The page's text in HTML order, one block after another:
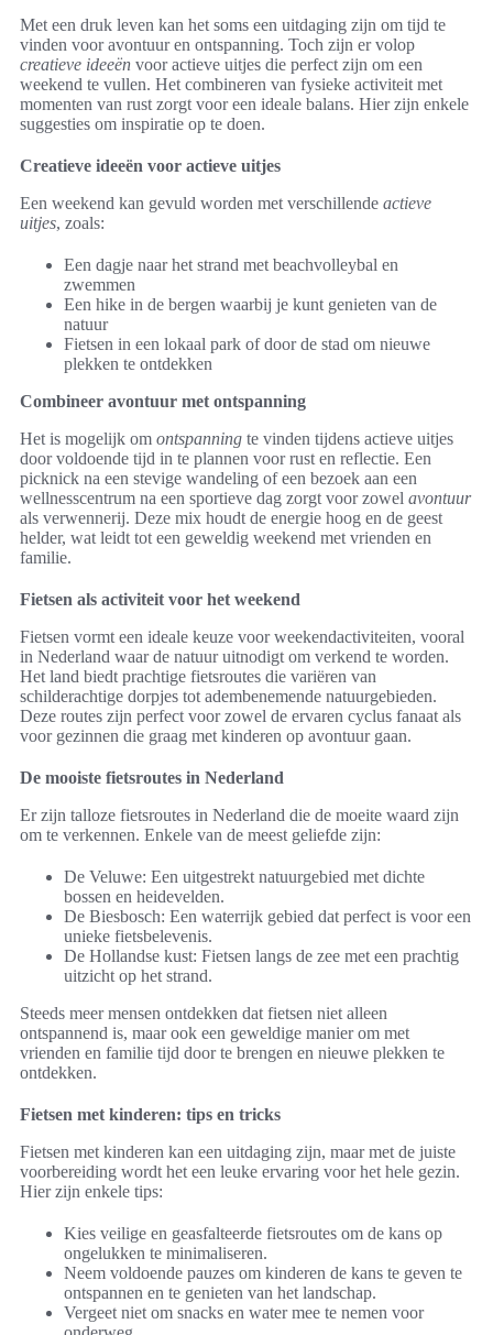
Met een druk leven kan het soms een uitdaging zijn om tijd te
vinden voor avontuur en ontspanning. Toch zijn er volop
creatieve ideeën voor actieve uitjes die perfect zijn om een
weekend te vullen. Het combineren van fysieke activiteit met
momenten van rust zorgt voor een ideale balans. Hier zijn enkele
suggesties om inspiratie op te doen.
Creatieve ideeën voor actieve uitjes
Een weekend kan gevuld worden met verschillende actieve
uitjes, zoals:
Een dagje naar het strand met beachvolleybal en
zwemmen
Een hike in de bergen waarbij je kunt genieten van de
natuur
Fietsen in een lokaal park of door de stad om nieuwe
plekken te ontdekken
Combineer avontuur met ontspanning
Het is mogelijk om ontspanning te vinden tijdens actieve uitjes
door voldoende tijd in te plannen voor rust en reflectie. Een
picknick na een stevige wandeling of een bezoek aan een
wellnesscentrum na een sportieve dag zorgt voor zowel avontuur
als verwennerij. Deze mix houdt de energie hoog en de geest
helder, wat leidt tot een geweldig weekend met vrienden en
familie.
Fietsen als activiteit voor het weekend
Fietsen vormt een ideale keuze voor weekendactiviteiten, vooral
in Nederland waar de natuur uitnodigt om verkend te worden.
Het land biedt prachtige fietsroutes die variëren van
schilderachtige dorpjes tot adembenemende natuurgebieden.
Deze routes zijn perfect voor zowel de ervaren cyclus fanaat als
voor gezinnen die graag met kinderen op avontuur gaan.
De mooiste fietsroutes in Nederland
Er zijn talloze fietsroutes in Nederland die de moeite waard zijn
om te verkennen. Enkele van de meest geliefde zijn:
De Veluwe: Een uitgestrekt natuurgebied met dichte
bossen en heidevelden.
De Biesbosch: Een waterrijk gebied dat perfect is voor een
unieke fietsbelevenis.
De Hollandse kust: Fietsen langs de zee met een prachtig
uitzicht op het strand.
Steeds meer mensen ontdekken dat fietsen niet alleen
ontspannend is, maar ook een geweldige manier om met
vrienden en familie tijd door te brengen en nieuwe plekken te
ontdekken.
Fietsen met kinderen: tips en tricks
Fietsen met kinderen kan een uitdaging zijn, maar met de juiste
voorbereiding wordt het een leuke ervaring voor het hele gezin.
Hier zijn enkele tips:
Kies veilige en geasfalteerde fietsroutes om de kans op
ongelukken te minimaliseren.
Neem voldoende pauzes om kinderen de kans te geven te
ontspannen en te genieten van het landschap.
Vergeet niet om snacks en water mee te nemen voor